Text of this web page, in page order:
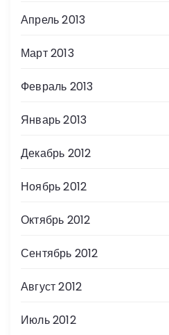
Апрель 2013
Март 2013
Февраль 2013
Январь 2013
Декабрь 2012
Ноябрь 2012
Октябрь 2012
Сентябрь 2012
Август 2012
Июль 2012